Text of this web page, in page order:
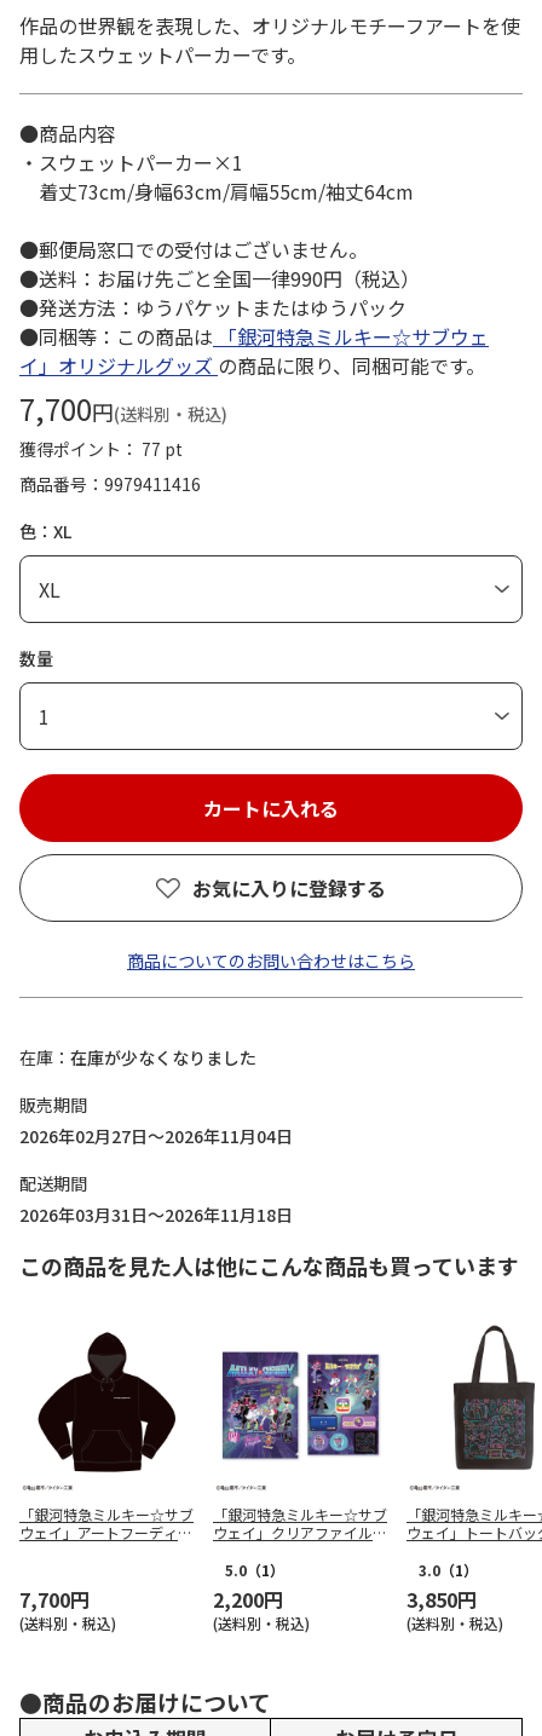
作品の世界観を表現した、オリジナルモチーフアートを使
用したスウェットパーカーです。
●商品内容
・スウェットパーカー×1
着丈73cm/身幅63cm/肩幅55cm/袖丈64cm
●郵便局窓口での受付はございません。
●送料：お届け先ごと全国一律990円（税込）
●発送方法：ゆうパケットまたはゆうパック
●同梱等：この商品は 「銀河特急ミルキー☆サブウェ
イ」オリジナルグッズ の商品に限り、同梱可能です。
7,700円(送料別・税込)
獲得ポイント： 77 pt
商品番号
9979411416
色：XL
数量
1
お気に入りに登録する
商品についてのお問い合わせはこちら
在庫
在庫が少なくなりました
販売期間
2026年02月27日～2026年11月04日
配送期間
2026年03月31日～2026年11月18日
この商品を見た人は他にこんな商品も買っています
「銀河特急ミルキー☆サブ
ウェイ」アートフーディ
7,700円
(送料別・税込)
「銀河特急ミルキー☆サブ
ウェイ」クリアファイル&
5.0 （1）
2,200円
(送料別・税込)
「銀河特急ミルキ
ウェイ」トートバッ
3.0 （1）
3,850円
(送料別・税込)
●商品のお届けについて